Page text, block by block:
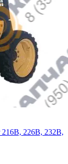
216B, 226B, 232B,